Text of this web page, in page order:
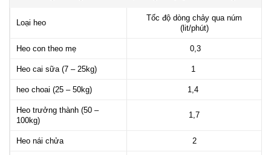
Loại heo
Tốc độ dòng chảy qua núm
(lit/phút)
Heo con theo mẹ 0,3
Heo cai sữa (7 – 25kg) 1
heo choai (25 – 50kg) 1,4
Heo trưởng thành (50 –
100kg)
1,7
Heo nái chửa 2